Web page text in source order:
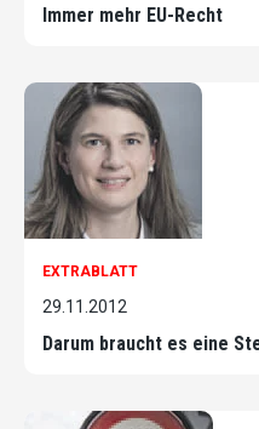
Immer mehr EU-Recht
EXTRABLATT
29.11.2012
Darum braucht es eine